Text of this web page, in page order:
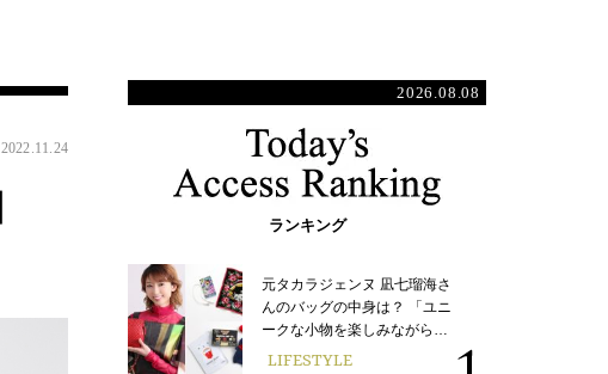
2022.11.24
2026.08.08
ランキング
元タカラジェンヌ 凪七瑠海さ
んのバッグの中身は？ 「ユニ
ークな小物を楽しみながら…
LIFESTYLE